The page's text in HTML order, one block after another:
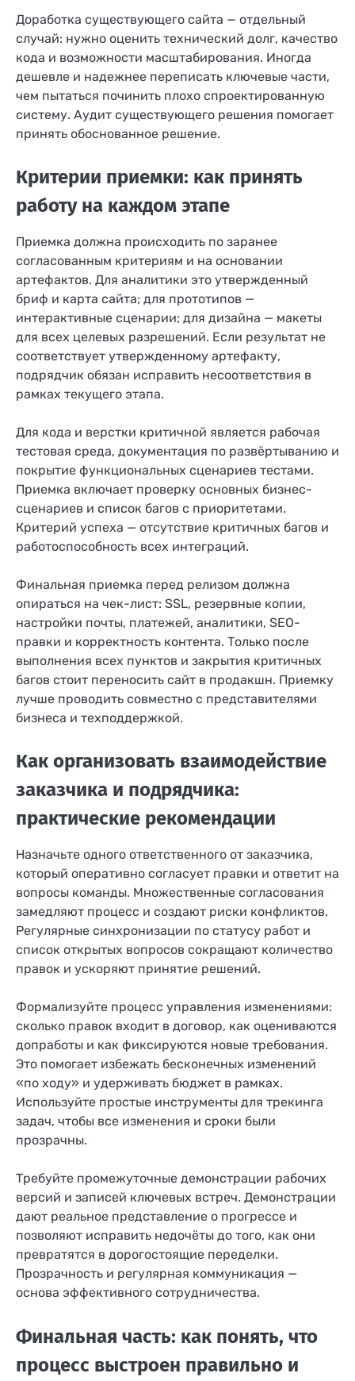
Доработка существующего сайта — отдельный
случай: нужно оценить технический долг, качество
кода и возможности масштабирования. Иногда
дешевле и надежнее переписать ключевые части,
чем пытаться починить плохо спроектированную
систему. Аудит существующего решения помогает
принять обоснованное решение.
Критерии приемки: как принять
работу на каждом этапе
Приемка должна происходить по заранее
согласованным критериям и на основании
артефактов. Для аналитики это утвержденный
бриф и карта сайта; для прототипов —
интерактивные сценарии; для дизайна — макеты
для всех целевых разрешений. Если результат не
соответствует утвержденному артефакту,
подрядчик обязан исправить несоответствия в
рамках текущего этапа.
Для кода и верстки критичной является рабочая
тестовая среда, документация по развёртыванию и
покрытие функциональных сценариев тестами.
Приемка включает проверку основных бизнес-
сценариев и список багов с приоритетами.
Критерий успеха — отсутствие критичных багов и
работоспособность всех интеграций.
Финальная приемка перед релизом должна
опираться на чек-лист: SSL, резервные копии,
настройки почты, платежей, аналитики, SEO-
правки и корректность контента. Только после
выполнения всех пунктов и закрытия критичных
багов стоит переносить сайт в продакшн. Приемку
лучше проводить совместно с представителями
бизнеса и техподдержкой.
Как организовать взаимодействие
заказчика и подрядчика:
практические рекомендации
Назначьте одного ответственного от заказчика,
который оперативно согласует правки и ответит на
вопросы команды. Множественные согласования
замедляют процесс и создают риски конфликтов.
Регулярные синхронизации по статусу работ и
список открытых вопросов сокращают количество
правок и ускоряют принятие решений.
Формализуйте процесс управления изменениями:
сколько правок входит в договор, как оцениваются
допработы и как фиксируются новые требования.
Это помогает избежать бесконечных изменений
«по ходу» и удерживать бюджет в рамках.
Используйте простые инструменты для трекинга
задач, чтобы все изменения и сроки были
прозрачны.
Требуйте промежуточные демонстрации рабочих
версий и записей ключевых встреч. Демонстрации
дают реальное представление о прогрессе и
позволяют исправить недочёты до того, как они
превратятся в дорогостоящие переделки.
Прозрачность и регулярная коммуникация —
основа эффективного сотрудничества.
Финальная часть: как понять, что
процесс выстроен правильно и